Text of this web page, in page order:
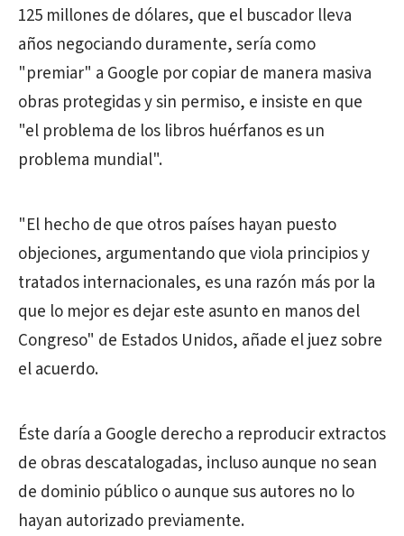
125 millones de dólares, que el buscador lleva
años negociando duramente, sería como
"premiar" a Google por copiar de manera masiva
obras protegidas y sin permiso, e insiste en que
"el problema de los libros huérfanos es un
problema mundial".
"El hecho de que otros países hayan puesto
objeciones, argumentando que viola principios y
tratados internacionales, es una razón más por la
que lo mejor es dejar este asunto en manos del
Congreso" de Estados Unidos, añade el juez sobre
el acuerdo.
Éste daría a Google derecho a reproducir extractos
de obras descatalogadas, incluso aunque no sean
de dominio público o aunque sus autores no lo
hayan autorizado previamente.